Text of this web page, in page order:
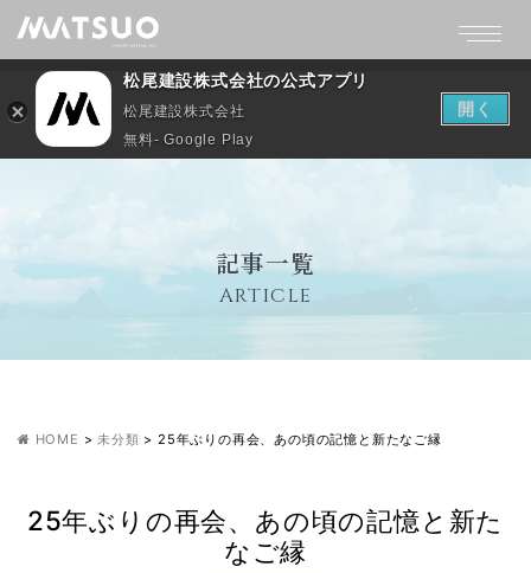
記事一覧
ARTICLE
HOME >未分類 >25年ぶりの再会、あの頃の記憶と新たなご縁
25年ぶりの再会、あの頃の記憶と新た
なご縁
松尾建設株式会社の公式アプリ
松尾建設株式会社
無料- Google Play
開く